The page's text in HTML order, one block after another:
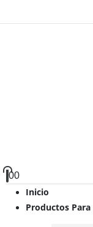
00
Inicio
Productos Para